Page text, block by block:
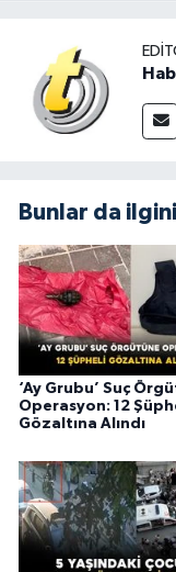
Bunlar da
‘Ay Grubu’ Suç
Operasyon: 12
Gözaltına Alındı